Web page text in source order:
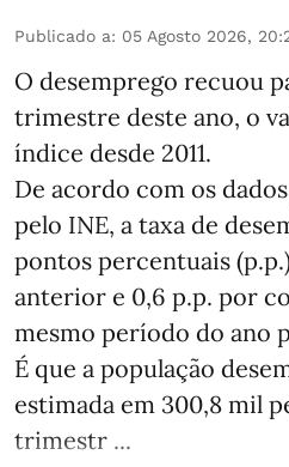
Publicado a: 05 Agosto 2026,
O desemprego recuou
trimestre deste ano, o
índice desde 2011.
De acordo com os
pelo INE, a taxa de
pontos percentuais
anterior e 0,6 p.p. por
mesmo período do ano
É que a população
estimada em 300,8 mil
trimestr ...